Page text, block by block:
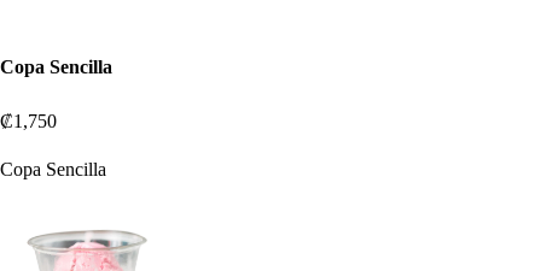
Copa Sencilla
₡1,750
Copa Sencilla